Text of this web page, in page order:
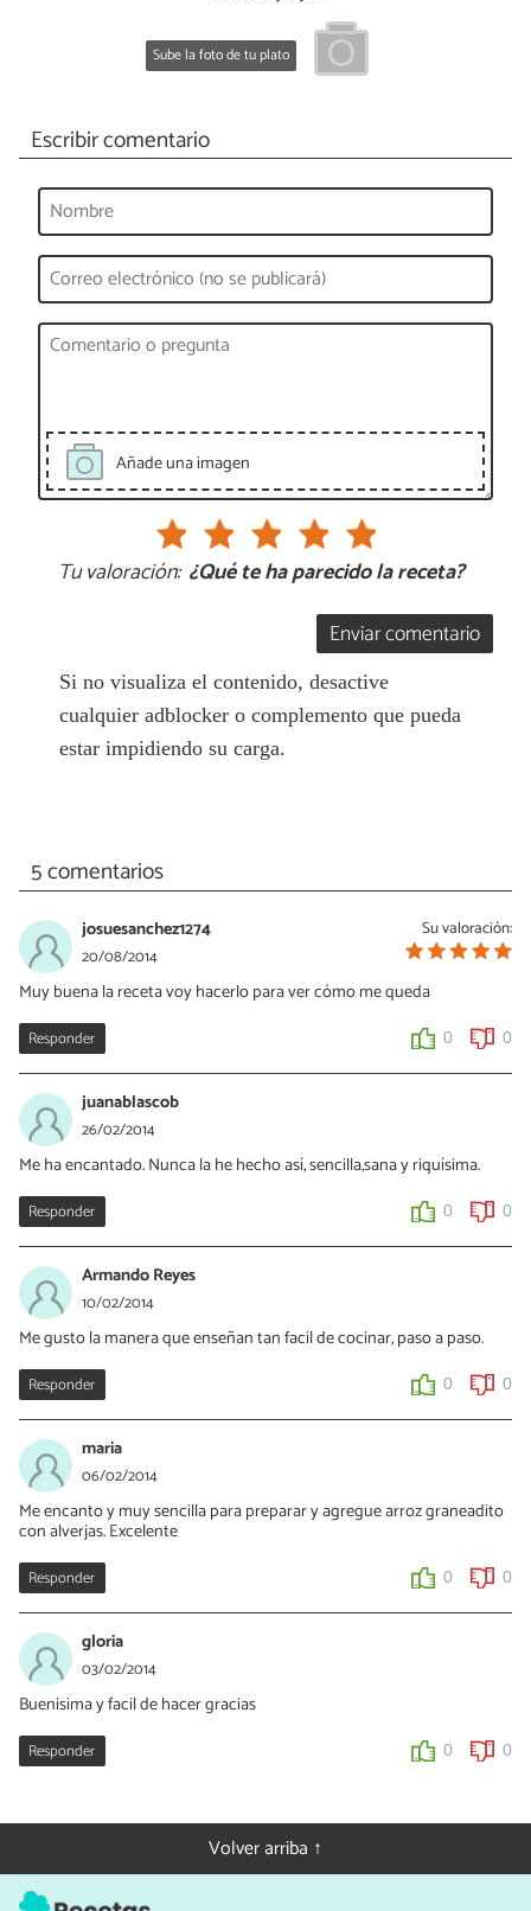
Sube la foto de tu plato
Escribir comentario
Añade una imagen
Tu valoración: ¿Qué te ha parecido la receta?
Enviar comentario
Si no visualiza el contenido, desactive
cualquier adblocker o complemento que pueda
estar impidiendo su carga.
5 comentarios
Su valoración:
josuesanchez1274
20/08/2014
Muy buena la receta voy hacerlo para ver cómo me queda
Responder 0 0
juanablascob
26/02/2014
Me ha encantado. Nunca la he hecho así, sencilla,sana y riquísima.
Responder 0 0
Armando Reyes
10/02/2014
Me gusto la manera que enseñan tan facil de cocinar, paso a paso.
Responder 0 0
maria
06/02/2014
Me encanto y muy sencilla para preparar y agregue arroz graneadito
con alverjas. Excelente
Responder 0 0
gloria
03/02/2014
Buenisima y facil de hacer gracias
Responder 0 0
Volver arriba ↑